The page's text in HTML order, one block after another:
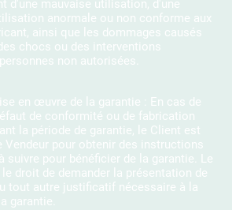
d'une mauvaise utilisation, d'une
anormale ou non conforme aux
ainsi que les dommages causés
chocs ou des interventions
non autorisées.
en œuvre de la garantie : En cas de
de conformité ou de fabrication
la période de garantie, le Client est
Vendeur pour obtenir des instructions
suivre pour bénéficier de la garantie. Le
droit de demander la présentation de
tout autre justificatif nécessaire à la
garantie.